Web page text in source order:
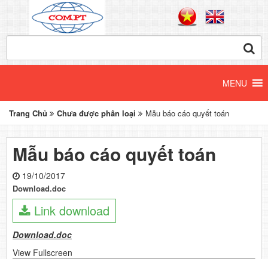
Trang Chủ Chưa được phân loại Mẫu báo cáo quyết toán
Mẫu báo cáo quyết toán
19/10/2017
Download.doc
Link download
Download.doc
View Fullscreen